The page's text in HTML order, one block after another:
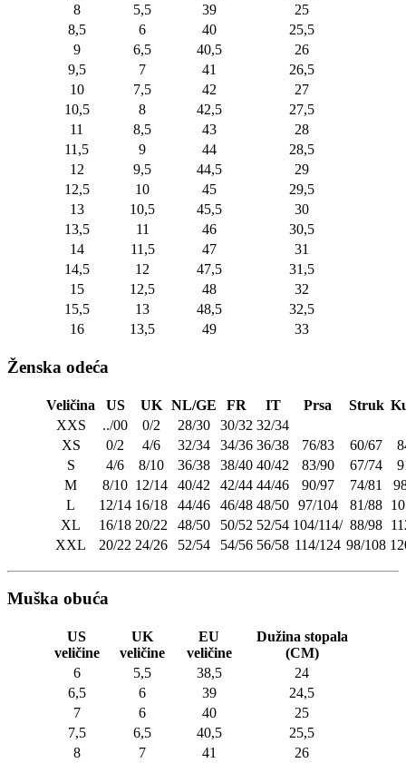
8
5,5 39
25
8,5
6 40
25,5
9
6,5 40,5
26
9,5
7 41
26,5
10
7,5 42
27
10,5
8 42,5
27,5
11
8,5 43
28
11,5
9 44
28,5
12
9,5 44,5
29
12,5
10 45
29,5
13
10,5 45,5
30
13,5
11 46
30,5
14
11,5 47
31
14,5
12 47,5
31,5
15
12,5 48
32
15,5
13 48,5
32,5
16
13,5 49 33
Ženska odeća
Veličina US UK NL/GE FR IT Prsa Struk
XXS
../00 0/2 28/30 30/32 32/34
XS
0/2 4/6 32/34 34/36 36/38 76/83 60/67
S
4/6 8/10 36/38 38/40 40/42 83/90 67/74
M
8/10 12/14 40/42 42/44 44/46 90/97 74/81
L
12/14 16/18 44/46 46/48 48/50 97/104 81/88
XL
16/18 20/22 48/50 50/52 52/54 104/114/ 88/98
XXL
20/22 24/26 52/54 54/56 56/58 114/124 98/108
Muška obuća
US
veličine
UK
veličine
EU
veličine
Dužina stopala
(CM)
6
5,5 38,5
24
6,5
6 39
24,5
7
6 40
25
7,5
6,5 40,5
25,5
8
7 41 26